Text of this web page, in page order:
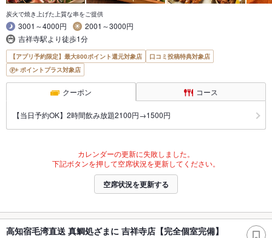
炭火で焼き上げた上質な串をご提供
3001～4000円
2001～3000円
吉祥寺駅より徒歩1分
【アプリ予約限定】最大800ポイント還元対象店
口コミ投稿特典対象店
ポイントプラス対象店
クーポン コース
【当日予約OK】2時間飲み放題2100円→1500円
カレンダーの更新に失敗しました。
下記ボタンを押して空席状況を更新してください。
空席状況を更新する
高知宿毛湾直送 真鯛処ざまに 吉祥寺店【完全個室完備】